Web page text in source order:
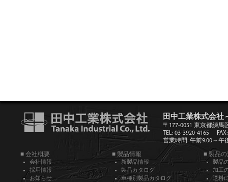
田中工業株式会社
〒177-0051 東京都練馬
TEL: 03-3920-4165
営業時間: 午前9:00～午
■ 会社概要
会社情報
採用情報
お知らせ
■ 製品情報
新製品情報
製品カタログ
車種別製品カタログ
■ 製品
製品
加工
送料